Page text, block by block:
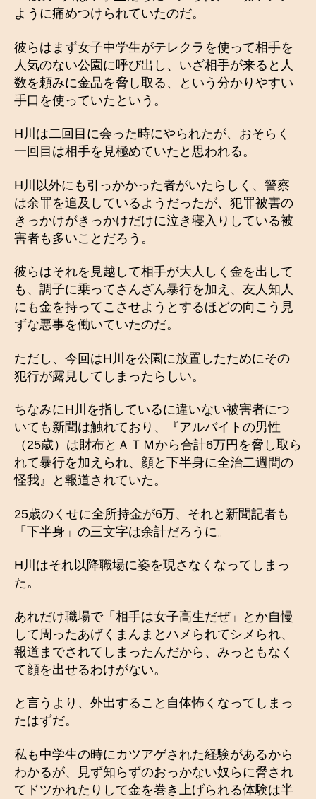
ように痛めつけられていたのだ。
彼らはまず女子中学生がテレクラを使って相手を
人気のない公園に呼び出し、いざ相手が来ると人
数を頼みに金品を脅し取る、という分かりやすい
手口を使っていたという。
H川は二回目に会った時にやられたが、おそらく
一回目は相手を見極めていたと思われる。
H川以外にも引っかかった者がいたらしく、警察
は余罪を追及しているようだったが、犯罪被害の
きっかけがきっかけだけに泣き寝入りしている被
害者も多いことだろう。
彼らはそれを見越して相手が大人しく金を出して
も、調子に乗ってさんざん暴行を加え、友人知人
にも金を持ってこさせようとするほどの向こう見
ずな悪事を働いていたのだ。
ただし、今回はH川を公園に放置したためにその
犯行が露見してしまったらしい。
ちなみにH川を指しているに違いない被害者につ
いても新聞は触れており、『アルバイトの男性
（25歳）は財布とＡＴＭから合計6万円を脅し取ら
れて暴行を加えられ、顔と下半身に全治二週間の
怪我』と報道されていた。
25歳のくせに全所持金が6万、それと新聞記者も
「下半身」の三文字は余計だろうに。
H川はそれ以降職場に姿を現さなくなってしまっ
た。
あれだけ職場で「相手は女子高生だぜ」とか自慢
して周ったあげくまんまとハメられてシメられ、
報道までされてしまったんだから、みっともなく
て顔を出せるわけがない。
と言うより、外出すること自体怖くなってしまっ
たはずだ。
私も中学生の時にカツアゲされた経験があるから
わかるが、見ず知らずのおっかない奴らに脅され
てドツかれたりして金を巻き上げられる体験は半